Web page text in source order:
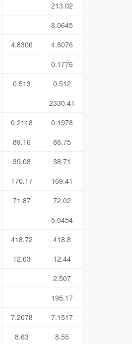
213.02
8.0645
4.8306
4.8076
0.1776
0.513
0.512
2330.41
0.2118
0.1978
89.16
88.75
39.08
38.71
170.17
169.41
71.87
72.02
5.0454
418.72
418.8
12.63
12.44
2.507
195.17
7.2078
7.1517
8.63
8.55